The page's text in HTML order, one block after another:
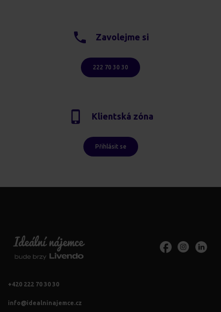
Zavolejme si
222 70 30 30
Klientská zóna
Přihlásit se
+420 222 70 30 30
info@idealninajemce.cz